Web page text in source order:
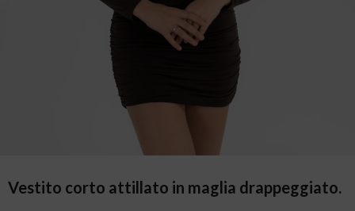
Vestito corto attillato in maglia drappeggiato.